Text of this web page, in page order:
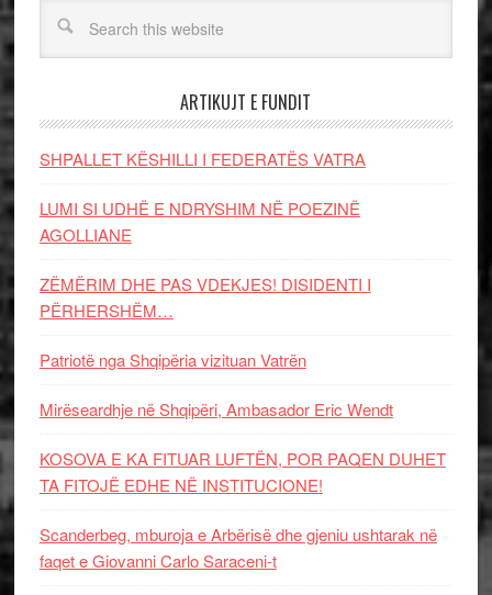
ARTIKUJT E FUNDIT
SHPALLET KËSHILLI I FEDERATËS VATRA
LUMI SI UDHË E NDRYSHIM NË POEZINË
AGOLLIANE
ZËMËRIM DHE PAS VDEKJES! DISIDENTI I
PËRHERSHËM…
Patriotë nga Shqipëria vizituan Vatrën
Mirëseardhje në Shqipëri, Ambasador Eric Wendt
KOSOVA E KA FITUAR LUFTËN, POR PAQEN DUHET
TA FITOJË EDHE NË INSTITUCIONE!
Scanderbeg, mburoja e Arbërisë dhe gjeniu ushtarak në
faqet e Giovanni Carlo Saraceni-t